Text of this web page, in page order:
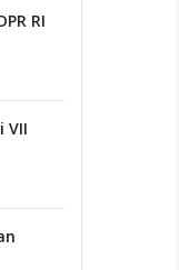
RI
VII